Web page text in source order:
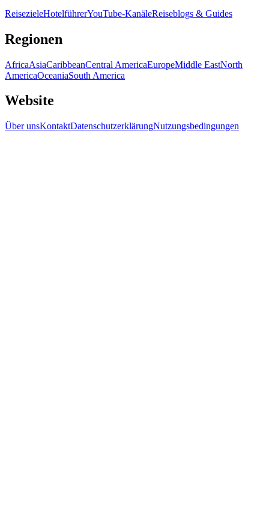
ReisezieleHotelführerYouTube-KanäleReiseblogs & Guides
Regionen
AfricaAsiaCaribbeanCentral AmericaEuropeMiddle EastNorth
AmericaOceaniaSouth America
Website
Über unsKontaktDatenschutzerklärungNutzungsbedingungen